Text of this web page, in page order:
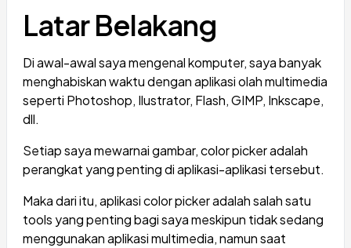
Latar Belakang
Di awal-awal saya mengenal komputer, saya banyak
menghabiskan waktu dengan aplikasi olah multimedia
seperti Photoshop, Ilustrator, Flash, GIMP, Inkscape,
dll.
Setiap saya mewarnai gambar, color picker adalah
perangkat yang penting di aplikasi-aplikasi tersebut.
Maka dari itu, aplikasi color picker adalah salah satu
tools yang penting bagi saya meskipun tidak sedang
menggunakan aplikasi multimedia, namun saat